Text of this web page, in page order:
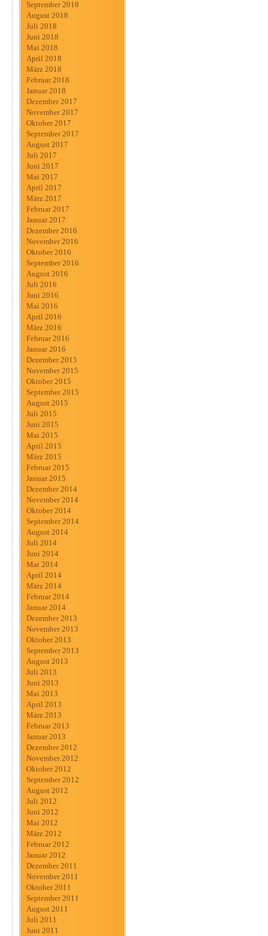
September 2018
August 2018
Juli 2018
Juni 2018
Mai 2018
April 2018
März 2018
Februar 2018
Januar 2018
Dezember 2017
November 2017
Oktober 2017
September 2017
August 2017
Juli 2017
Juni 2017
Mai 2017
April 2017
März 2017
Februar 2017
Januar 2017
Dezember 2016
November 2016
Oktober 2016
September 2016
August 2016
Juli 2016
Juni 2016
Mai 2016
April 2016
März 2016
Februar 2016
Januar 2016
Dezember 2015
November 2015
Oktober 2015
September 2015
August 2015
Juli 2015
Juni 2015
Mai 2015
April 2015
März 2015
Februar 2015
Januar 2015
Dezember 2014
November 2014
Oktober 2014
September 2014
August 2014
Juli 2014
Juni 2014
Mai 2014
April 2014
März 2014
Februar 2014
Januar 2014
Dezember 2013
November 2013
Oktober 2013
September 2013
August 2013
Juli 2013
Juni 2013
Mai 2013
April 2013
März 2013
Februar 2013
Januar 2013
Dezember 2012
November 2012
Oktober 2012
September 2012
August 2012
Juli 2012
Juni 2012
Mai 2012
März 2012
Februar 2012
Januar 2012
Dezember 2011
November 2011
Oktober 2011
September 2011
August 2011
Juli 2011
Juni 2011